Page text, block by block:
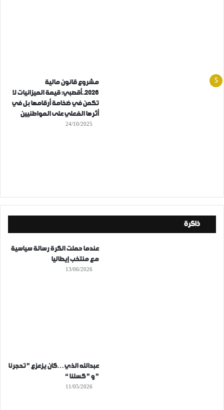
مشروع قانون مالية
2026..أقصبي: قيمة الميزانيات لا
تكمن في ضخامة أرقامها بل في
أثرها الفعلي على المواطنيين
24/10/2025
ذاكرة
عندما حملت الكرة رسالة سياسية
مع منتخب إيطاليا
13/06/2026
عبدالله الذي…كان يزعزع ” تحجرنا
” و ” كسلنا “
11/05/2026